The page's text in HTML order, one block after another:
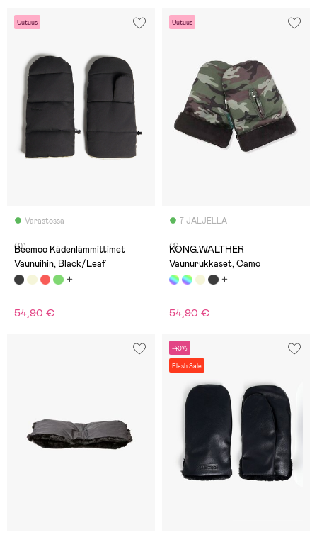
Uutuus
Varastossa
(0)
Beemoo Kädenlämmittimet
Vaunuihin, Black/Leaf
54,90 €
Uutuus
7 JÄLJELLÄ
(1)
KONG.WALTHER
Vaunurukkaset, Camo
54,90 €
-40%
Flash Sale